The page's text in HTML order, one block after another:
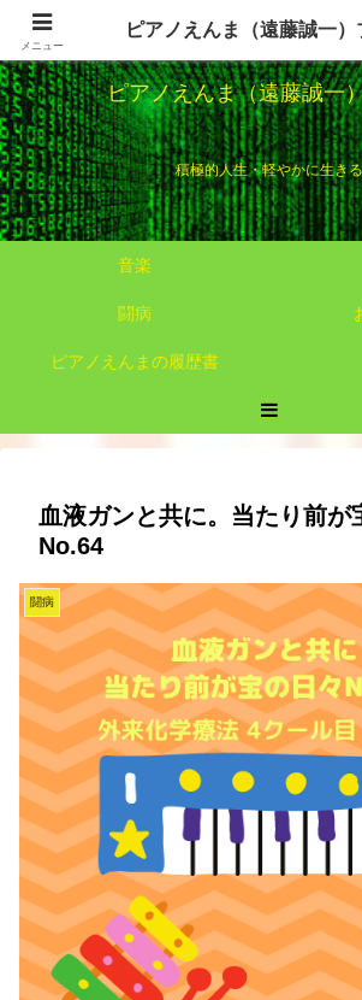
ピアノえんま（遠藤誠一
積極的人生・軽やかに生きる
音楽
闘病
ピアノえんまの履歴書
血液ガンと共に。当たり前が
No.64
闘病
メニュー
ピアノえんま（遠藤誠一）